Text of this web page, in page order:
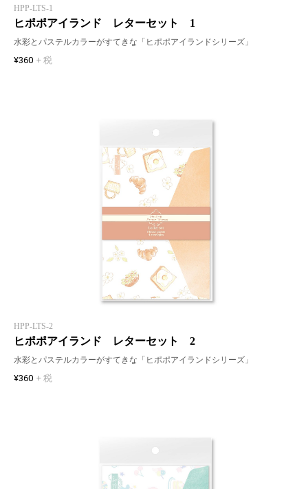
HPP-LTS-1
ヒポポアイランド レターセット 1
水彩とパステルカラーがすてきな「ヒポポアイランドシリーズ」
¥360 + 税
HPP-LTS-2
ヒポポアイランド レターセット 2
水彩とパステルカラーがすてきな「ヒポポアイランドシリーズ」
¥360 + 税